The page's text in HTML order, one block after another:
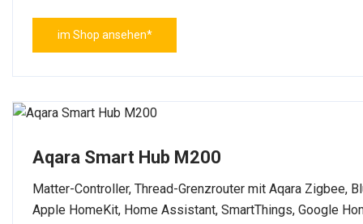
im Shop ansehen*
Aqara Smart Hub M200
Matter-Controller, Thread-Grenzrouter mit Aqara Zigbee,
Apple HomeKit, Home Assistant, SmartThings, Google